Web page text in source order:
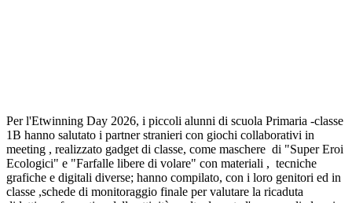
Per l'Etwinning Day 2026, i piccoli alunni di scuola Primaria -classe
1B hanno salutato i partner stranieri con giochi collaborativi in
meeting , realizzato gadget di classe, come maschere di "Super Eroi
Ecologici" e "Farfalle libere di volare" con materiali , tecniche
grafiche e digitali diverse; hanno compilato, con i loro genitori ed in
classe ,schede di monitoraggio finale per valutare la ricaduta